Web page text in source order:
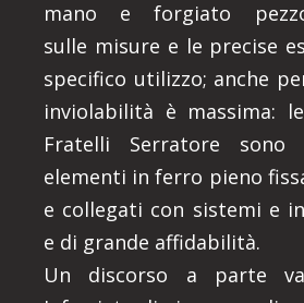
mano e forgiato
sulle misure e le precise
specifico utilizzo; anche
inviolabilità è massima:
Fratelli Serratore sono
elementi in ferro pieno
e collegati con sistemi e
e di grande affidabilità.
Un discorso a parte